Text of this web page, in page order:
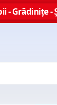
- Grădinițe -